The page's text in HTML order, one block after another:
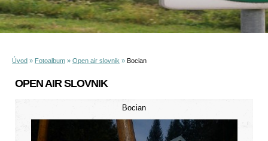
Úvod » Fotoalbum » Open air slovnik » Bocian
OPEN AIR SLOVNIK
Bocian